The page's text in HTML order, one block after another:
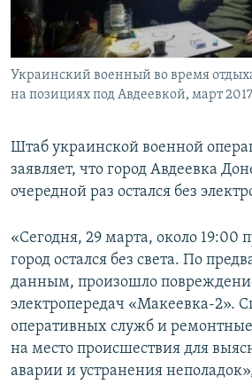
ПОБЕДИТЕЛЕЙ НЕ СУДЯТ?
КРЫМ.НЕПОКОРЕННЫЙ
ELIFBE
ПРИСОЕДИНЯЙТЕСЬ!
Все сайты RFE/RL
Украинский военный во время
на позициях под Авдеевкой, март
Штаб украинской военной
заявляет, что город Авдеевка
очередной раз остался без
«Сегодня, 29 марта, около 19:00
город остался без света. По
данным, произошло
электропередач «Макеевка-2».
оперативных служб и
на место происшествия для
аварии и устранения